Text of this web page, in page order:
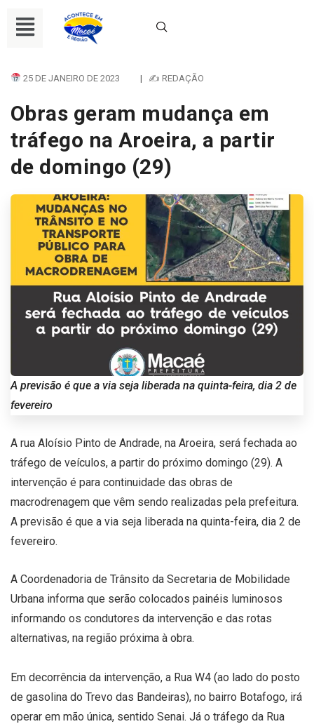
25 DE JANEIRO DE 2023 | ✍ REDAÇÃO
Obras geram mudança em
tráfego na Aroeira, a partir
de domingo (29)
A previsão é que a via seja liberada na quinta-feira, dia 2 de
fevereiro
A rua Aloísio Pinto de Andrade, na Aroeira, será fechada ao
tráfego de veículos, a partir do próximo domingo (29). A
intervenção é para continuidade das obras de
macrodrenagem que vêm sendo realizadas pela prefeitura.
A previsão é que a via seja liberada na quinta-feira, dia 2 de
fevereiro.
A Coordenadoria de Trânsito da Secretaria de Mobilidade
Urbana informa que serão colocados painéis luminosos
informando os condutores da intervenção e das rotas
alternativas, na região próxima à obra.
Em decorrência da intervenção, a Rua W4 (ao lado do posto
de gasolina do Trevo das Bandeiras), no bairro Botafogo, irá
operar em mão única, sentido Senai. Já o tráfego da Rua